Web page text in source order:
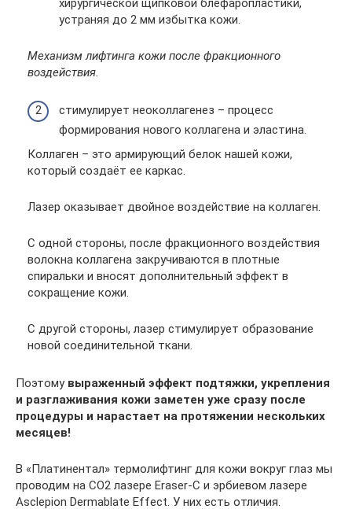
устраняя до 2 мм избытка кожи.
Механизм лифтинга кожи после фракционного
воздействия.
стимулирует неоколлагенез – процесс
формирования нового коллагена и эластина.
Коллаген – это армирующий белок нашей кожи,
который создаёт ее каркас.
Лазер оказывает двойное воздействие на коллаген.
С одной стороны, после фракционного воздействия
волокна коллагена закручиваются в плотные
спиральки и вносят дополнительный эффект в
сокращение кожи.
С другой стороны, лазер стимулирует образование
новой соединительной ткани.
Поэтому выраженный эффект подтяжки, укрепления
и разглаживания кожи заметен уже сразу после
процедуры и нарастает на протяжении нескольких
месяцев!
В «Платинентал» термолифтинг для кожи вокруг глаз мы
проводим на CO2 лазере Eraser-C и эрбиевом лазере
Asclepion Dermablate Effect. У них есть отличия.